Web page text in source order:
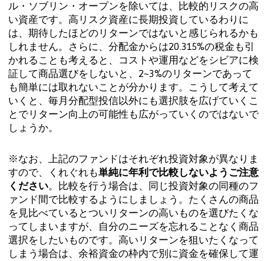
ル・ソブリン・オープンを除いては、比較的リスクの高
い資産です。高リスク資産に長期投資しているわりに
は、期待したほどのリターンではないと感じられるかも
しれません。さらに、分配金からは20.315%の税金も引
かれることも考えると、コストや運用などをシビアに検
証して商品選びをしないと、2~3%のリターンであって
も簡単には取れないことが分かります。こうして考えて
いくと、毎月分配型投信以外にも選択肢を広げていくこ
とでリターン向上の可能性も広がっていくのではないで
しょうか。
※なお、上記のファンドはそれぞれ投資対象が異なりま
すので、くれぐれも単純に年利で比較しないようご注意
ください。比較を行う場合は、同じ投資対象の同種のフ
ァンド間で比較するようにしましょう。たくさんの商品
を見比べているとついリターンの高いものを選びたくな
ってしまいますが、自分のニーズを忘れることなく商品
選択をしたいものです。高いリターンを狙いたくなって
しまう場合は、余裕資金の枠内で別に資金を確保して運